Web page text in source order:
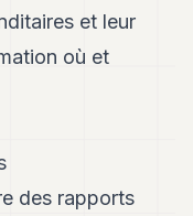
et leur
où et
des rapports